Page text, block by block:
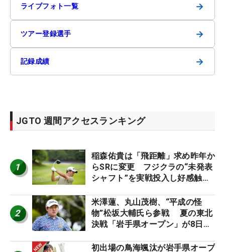
ライブフォト一覧 →
ツアー登録選手 →
記録成績 →
JGTO 週間アクセスランキング
1
稲森佑貴は「飛距離」求め昨年か
らSRに変更 フジクラの“未発表
シャフト”を実戦投入し好感触
ーのヒトネタ！】
2
米澤蓮、丸山茂樹、“平成の怪
物”松坂大輔氏ら参戦 夏の東北
決戦「岩手県オープン」が8日開
初出場の鳥海颯汰が岩手県オープ